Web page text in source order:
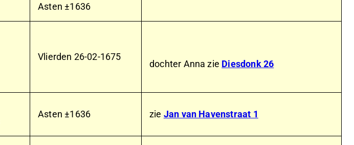
Asten ±1636
Vlierden 26-02-1675
dochter Anna zie Diesdonk 26
Asten ±1636 zie Jan van Havenstraat 1